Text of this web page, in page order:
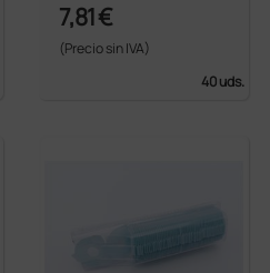
7,81 €
(Precio sin IVA)
40 uds.